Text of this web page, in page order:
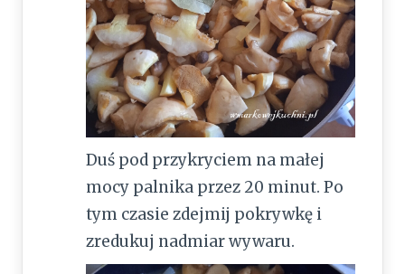
Duś pod przykryciem na małej
mocy palnika przez 20 minut. Po
tym czasie zdejmij pokrywkę i
zredukuj nadmiar wywaru.